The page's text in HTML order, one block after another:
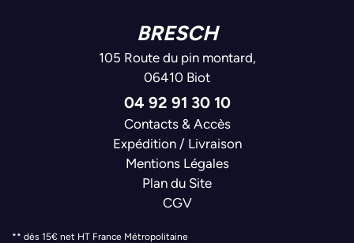
BRESCH
105 Route du pin montard,
06410 Biot
04 92 91 30 10
Contacts & Accès
Expédition / Livraison
Mentions Légales
Plan du Site
CGV
** dès 15€ net HT France Métropolitaine